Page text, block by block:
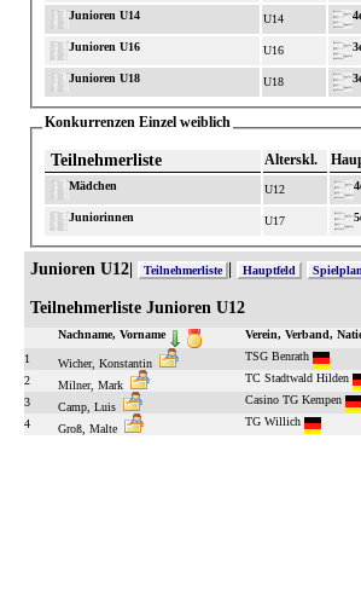
Junioren U14 U14
Junioren U16 U16
Junioren U18 U18
Konkurrenzen Einzel weiblich
Teilnehmerliste Alterskl.
Mädchen U12
Juniorinnen U17
Junioren U12| Teilnehmerliste Hauptfeld Spielplan
Teilnehmerliste Junioren U12
Nachname, Vorname Verein, Verband,
1
Wicher, Konstantin
TSG Benrath
2
Milner, Mark
TC Stadtwald Hilden
3
Camp, Luis
Casino TG Kempen
4
Groß, Malte
TG Willich